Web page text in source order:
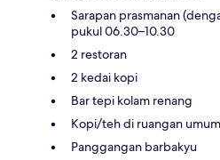
Sarapan prasmanan
pukul 06.30–10.30
2 restoran
2 kedai kopi
Bar tepi kolam renang
Kopi/teh di ruangan umum
Panggangan barbakyu